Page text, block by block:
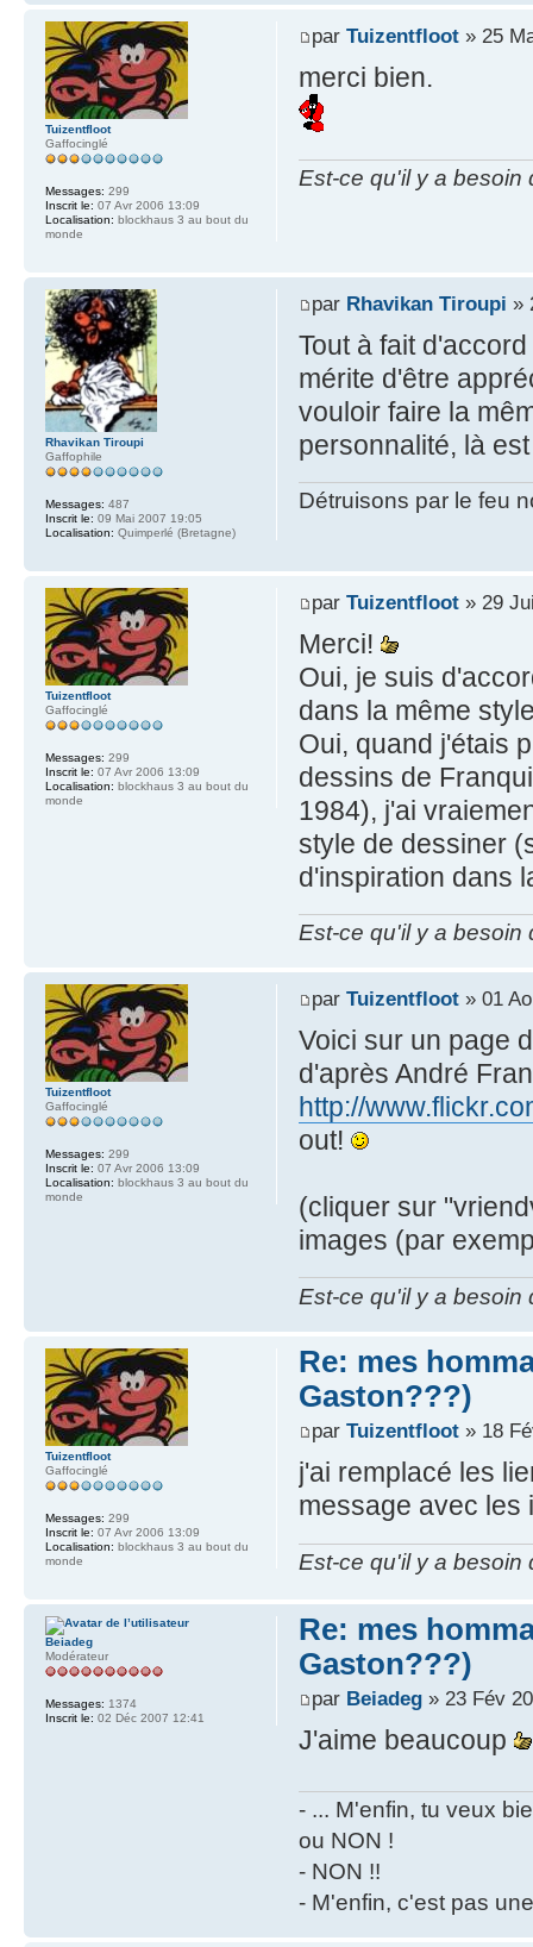
par Tuizentfloot» 25
merci bien.
Est-ce qu'il y a besoin
Tuizentfloot
Gaffocinglé
Messages: 299
Inscrit le: 07 Avr 2006 13:09
Localisation: blockhaus 3 au bout du
monde
par Rhavikan Tiroupi »
Tout à fait
mérite d'être
vouloir faire la
personnalité, là
Détruisons par le feu
Rhavikan Tiroupi
Gaffophile
Messages: 487
Inscrit le: 09 Mai 2007 19:05
Localisation: Quimperlé (Bretagne)
par Tuizentfloot» 29
Merci!
Oui, je suis
dans la même
Oui, quand j'étais
dessins de
1984), j'ai
style de dessiner
d'inspiration dans
Est-ce qu'il y a besoin
Tuizentfloot
Gaffocinglé
Messages: 299
Inscrit le: 07 Avr 2006 13:09
Localisation: blockhaus 3 au bout du
monde
par Tuizentfloot» 01
Voici sur un page
d'après André
http://
out!
(cliquer sur
images (par
Est-ce qu'il y a besoin
Tuizentfloot
Gaffocinglé
Messages: 299
Inscrit le: 07 Avr 2006 13:09
Localisation: blockhaus 3 au bout du
monde
Re: mes
Gaston???)
par Tuizentfloot» 18
j'ai remplacé les
message avec les
Est-ce qu'il y a besoin
Tuizentfloot
Gaffocinglé
Messages: 299
Inscrit le: 07 Avr 2006 13:09
Localisation: blockhaus 3 au bout du
monde
Re: mes
Gaston???)
par Beiadeg» 23 Fév
J'aime beaucoup
- ... M'enfin, tu veux
ou NON !
- NON !!
- M'enfin, c'est pas
Beiadeg
Modérateur
Messages: 1374
Inscrit le: 02 Déc 2007 12:41